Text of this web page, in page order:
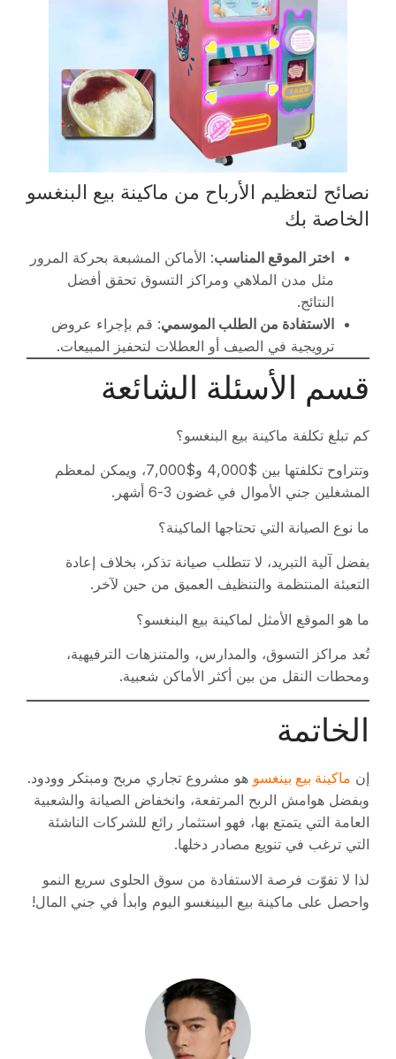
نصائح لتعظيم الأرباح من ماكينة بيع البنغسو
الخاصة بك
اختر الموقع المناسب: الأماكن المشبعة بحركة المرور
مثل مدن الملاهي ومراكز التسوق تحقق أفضل
النتائج.
الاستفادة من الطلب الموسمي: قم بإجراء عروض
ترويجية في الصيف أو العطلات لتحفيز المبيعات.
قسم الأسئلة الشائعة
كم تبلغ تكلفة ماكينة بيع البنغسو؟
وتتراوح تكلفتها بين $4,000 و$7,000، ويمكن لمعظم
المشغلين جني الأموال في غضون 3-6 أشهر.
ما نوع الصيانة التي تحتاجها الماكينة؟
بفضل آلية التبريد، لا تتطلب صيانة تذكر، بخلاف إعادة
التعبئة المنتظمة والتنظيف العميق من حين لآخر.
ما هو الموقع الأمثل لماكينة بيع البنغسو؟
تُعد مراكز التسوق، والمدارس، والمتنزهات الترفيهية،
ومحطات النقل من بين أكثر الأماكن شعبية.
الخاتمة
إن ماكينة بيع بينغسو هو مشروع تجاري مربح ومبتكر وودود.
وبفضل هوامش الربح المرتفعة، وانخفاض الصيانة والشعبية
العامة التي يتمتع بها، فهو استثمار رائع للشركات الناشئة
التي ترغب في تنويع مصادر دخلها.
لذا لا تفوّت فرصة الاستفادة من سوق الحلوى سريع النمو
واحصل على ماكينة بيع البينغسو اليوم وابدأ في جني المال!